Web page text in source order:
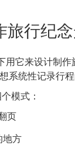
旅行纪
它来设计制
系统性记录行程
模式：
页
方